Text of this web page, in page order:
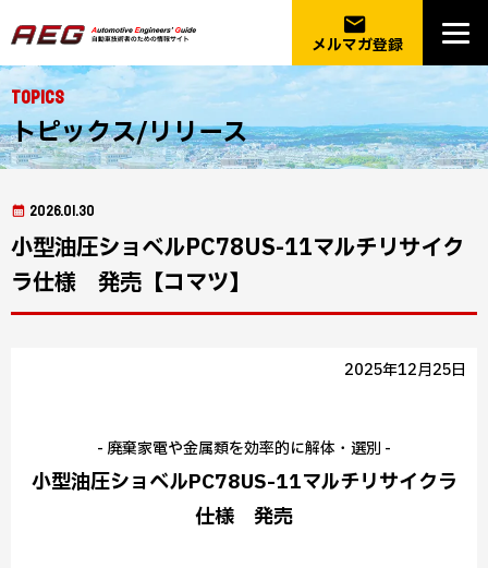
email
メルマガ登録
Topics
トピックス/リリース
2026.01.30
小型油圧ショベルPC78US-11マルチリサイク
ラ仕様 発売【コマツ】
2025年12月25日
- 廃棄家電や金属類を効率的に解体・選別 -
小型油圧ショベルPC78US-11マルチリサイクラ
仕様 発売